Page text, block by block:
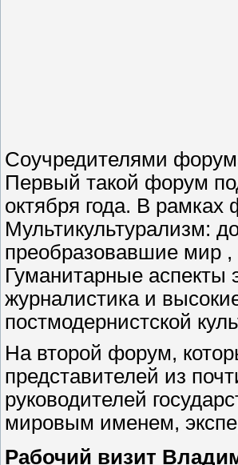
Соучредителями
Первый такой форум
октября года. В
Мультикультурализм:
преобразовавшие мир ,
Гуманитарные аспекты
журналистика и
постмодернистской
На второй форум,
представителей из
руководителей
мировым именем,
Рабочий визит